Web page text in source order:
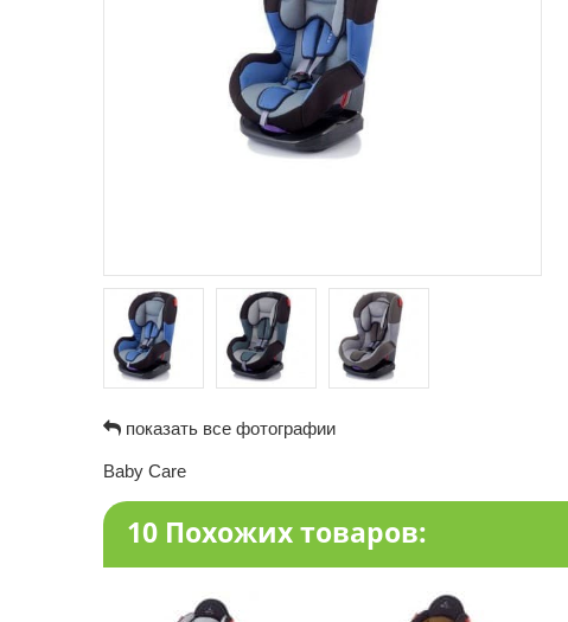
показать все фотографии
Baby Care
10 Похожих товаров: